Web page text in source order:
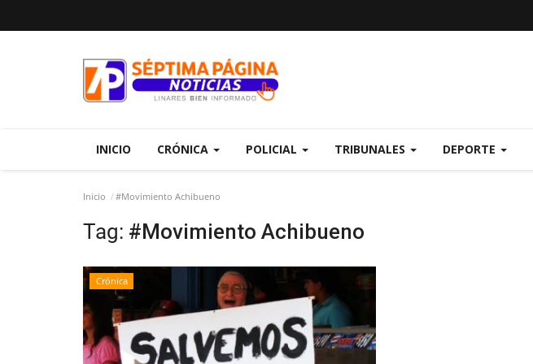
INICIO CRÓNICA POLICIAL TRIBUNALES DEPORTE
Inicio #Movimiento Achibueno
Tag: #Movimiento Achibueno
Crónica